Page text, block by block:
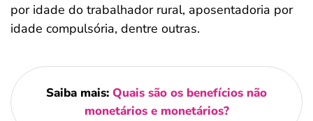
por idade do trabalhador rural, aposentadoria por
idade compulsória, dentre outras.
Saiba mais: Quais são os benefícios não
monetários e monetários?